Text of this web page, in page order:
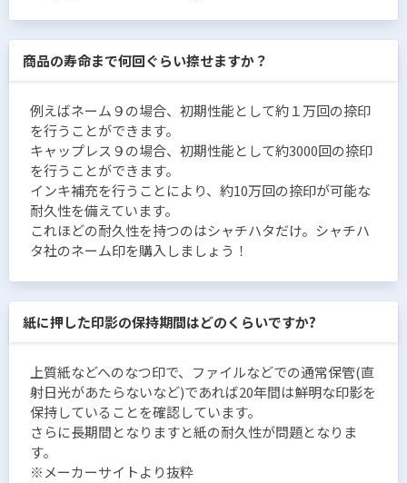
商品の寿命まで何回ぐらい捺せますか？
例えばネーム９の場合、初期性能として約１万回の捺印
を行うことができます。
キャップレス９の場合、初期性能として約3000回の捺印
を行うことができます。
インキ補充を行うことにより、約10万回の捺印が可能な
耐久性を備えています。
これほどの耐久性を持つのはシャチハタだけ。シャチハ
タ社のネーム印を購入しましょう！
紙に押した印影の保持期間はどのくらいですか?
上質紙などへのなつ印で、ファイルなどでの通常保管(直
射日光があたらないなど)であれば20年間は鮮明な印影を
保持していることを確認しています。
さらに長期間となりますと紙の耐久性が問題となりま
す。
※メーカーサイトより抜粋